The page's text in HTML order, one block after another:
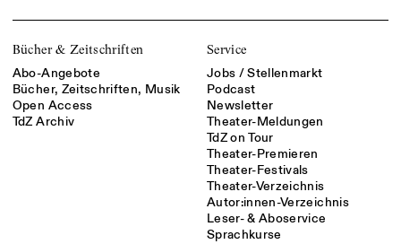
Bücher & Zeitschriften
Abo-Angebote
Bücher, Zeitschriften, Musik
Open Access
TdZ Archiv
Service
Jobs / Stellenmarkt
Podcast
Newsletter
Theater-Meldungen
TdZ on Tour
Theater-Premieren
Theater-Festivals
Theater-Verzeichnis
Autor:innen-Verzeichnis
Leser- & Aboservice
Sprachkurse